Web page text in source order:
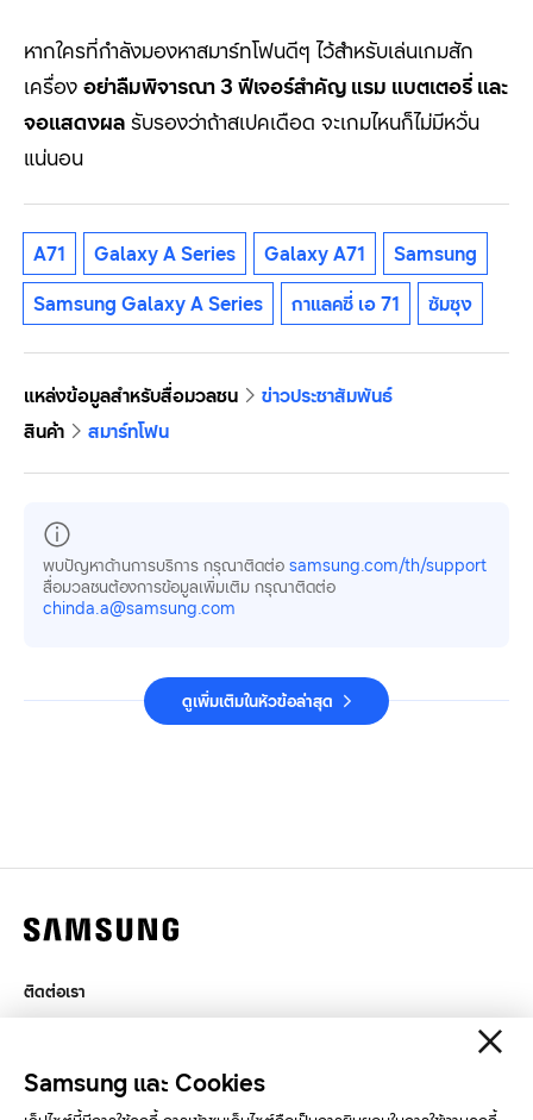
หากใครที่กำลังมองหาสมาร์ทโฟนดีๆ ไว้สำหรับเล่นเกมสัก
เครื่อง อย่าลืมพิจารณา 3 ฟีเจอร์สำคัญ แรม แบตเตอรี่ และ
จอแสดงผล รับรองว่าถ้าสเปคเดือด จะเกมไหนก็ไม่มีหวั่น
แน่นอน
A71 Galaxy A Series Galaxy A71
Samsung
Samsung Galaxy A Series
กาแลคซี่ เอ 71 ซัมซุง
แหล่งข้อมูลสำหรับสื่อมวลชน
ข่าวประชาสัมพันธ์
สินค้า
สมาร์ทโฟน
พบปัญหาด้านการบริการ กรุณาติดต่อ samsung.com/th/support
สื่อมวลชนต้องการข้อมูลเพิ่มเติม กรุณาติดต่อ
chinda.a@samsung.com
ดูเพิ่มเติมในหัวข้อล่าสุด
ติดต่อเรา
SAMSUNG.COM
Samsung และ Cookies